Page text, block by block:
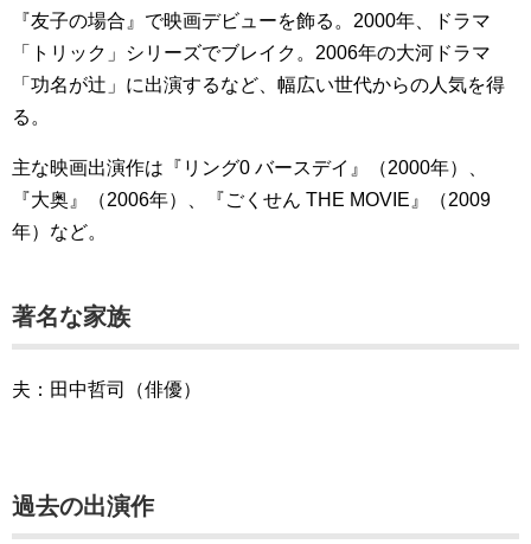
『友子の場合』で映画デビューを飾る。2000年、ドラマ
「トリック」シリーズでブレイク。2006年の大河ドラマ
「功名が辻」に出演するなど、幅広い世代からの人気を得
る。
主な映画出演作は『リング0 バースデイ』（2000年）、
『大奥』（2006年）、『ごくせん THE MOVIE』（2009
年）など。
著名な家族
夫：田中哲司（俳優）
過去の出演作